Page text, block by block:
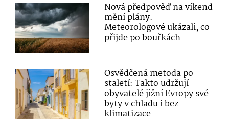
Nová předpověď na víkend
mění plány.
Meteorologové ukázali, co
přijde po bouřkách
Osvědčená metoda po
staletí: Takto udržují
obyvatelé jižní Evropy své
byty v chladu i bez
klimatizace